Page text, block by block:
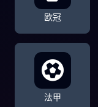
欧冠
法甲